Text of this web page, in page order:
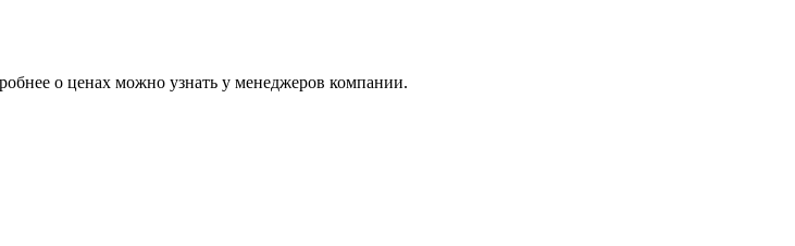
о ценах можно узнать у менеджеров компании.